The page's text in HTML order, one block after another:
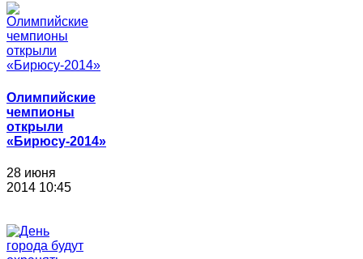
Олимпийские
чемпионы
открыли
«Бирюсу-2014»
28 июня
2014 10:45